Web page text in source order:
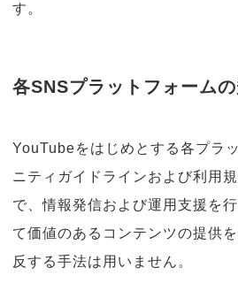
す。
各SNSプラットフォーム
YouTubeをはじめとする各プラ
ニティガイドラインおよび利用
で、情報発信および運用支援を
て価値のあるコンテンツの提供
反する手法は用いません。